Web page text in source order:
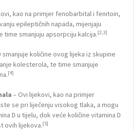
kao na primjer fenobarbital i fenitoin,
epileptičnih napada, mijenjaju
time smanjuju apsorpciju kalcija.[2,3]
smanjuje količine ovog lijeka iz skupine
kolesterola, te time smanjuje
[4]
– Ovi lijekovi, kao na primjer
se pri liječenju visokog tlaka, a mogu
D u tijelu, dok veće količine vitamina D
ovih lijekova.[5]